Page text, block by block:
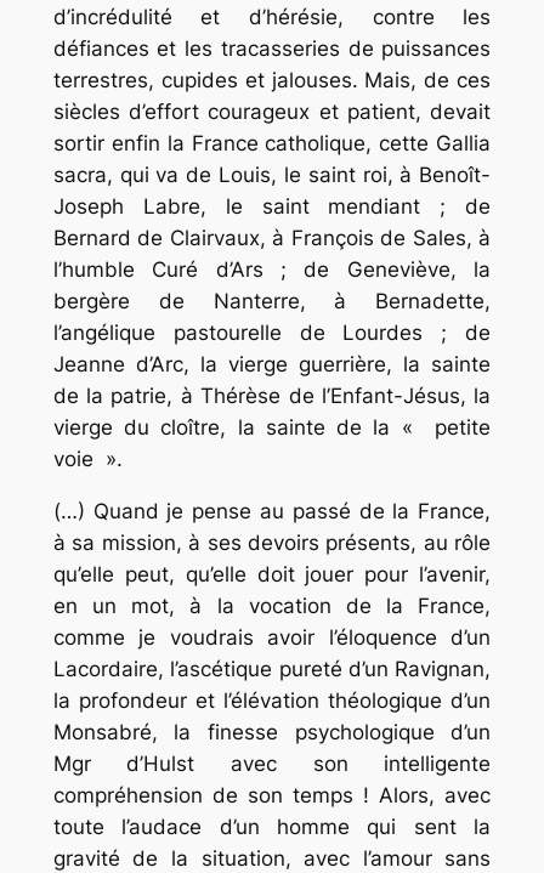
d’incrédulité et d’hérésie, contre les
défiances et les tracasseries de puissances
terrestres, cupides et jalouses. Mais, de ces
siècles d’effort courageux et patient, devait
sortir enfin la France catholique, cette Gallia
sacra, qui va de Louis, le saint roi, à Benoît-
Joseph Labre, le saint mendiant ; de
Bernard de Clairvaux, à François de Sales, à
l’humble Curé d’Ars ; de Geneviève, la
bergère de Nanterre, à Bernadette,
l’angélique pastourelle de Lourdes ; de
Jeanne d’Arc, la vierge guerrière, la sainte
de la patrie, à Thérèse de l’Enfant-Jésus, la
vierge du cloître, la sainte de la « petite
voie ».
(…) Quand je pense au passé de la France,
à sa mission, à ses devoirs présents, au rôle
qu’elle peut, qu’elle doit jouer pour l’avenir,
en un mot, à la vocation de la France,
comme je voudrais avoir l’éloquence d’un
Lacordaire, l’ascétique pureté d’un Ravignan,
la profondeur et l’élévation théologique d’un
Monsabré, la finesse psychologique d’un
Mgr d’Hulst avec son intelligente
compréhension de son temps ! Alors, avec
toute l’audace d’un homme qui sent la
gravité de la situation, avec l’amour sans